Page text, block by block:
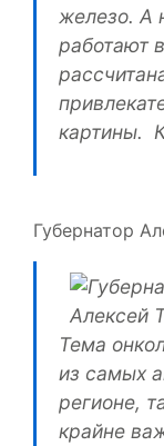
железо. А
работают
картины.
Губернатор
Тема
из самых
регионе,
крайне